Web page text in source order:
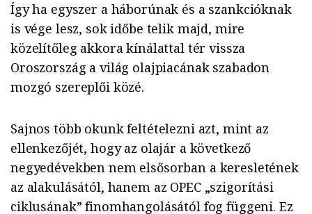
Így ha egyszer a háborúnak és a szankcióknak
is vége lesz, sok időbe telik majd, mire
közelítőleg akkora kínálattal tér vissza
Oroszország a világ olajpiacának szabadon
mozgó szereplői közé.
Sajnos több okunk feltételezni azt, mint az
ellenkezőjét, hogy az olajár a következő
negyedévekben nem elsősorban a keresletének
az alakulásától, hanem az OPEC „szigorítási
ciklusának” finomhangolásától fog függeni. Ez